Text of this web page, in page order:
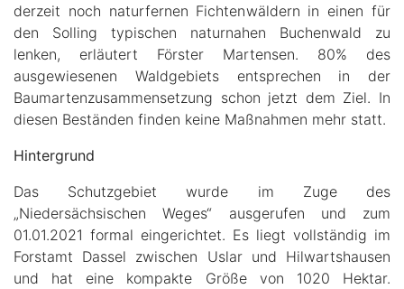
derzeit noch naturfernen Fichtenwäldern in einen für
den Solling typischen naturnahen Buchenwald zu
lenken, erläutert Förster Martensen. 80% des
ausgewiesenen Waldgebiets entsprechen in der
Baumartenzusammensetzung schon jetzt dem Ziel. In
diesen Beständen finden keine Maßnahmen mehr statt.
Hintergrund
Das Schutzgebiet wurde im Zuge des
„Niedersächsischen Weges“ ausgerufen und zum
01.01.2021 formal eingerichtet. Es liegt vollständig im
Forstamt Dassel zwischen Uslar und Hilwartshausen
und hat eine kompakte Größe von 1020 Hektar.